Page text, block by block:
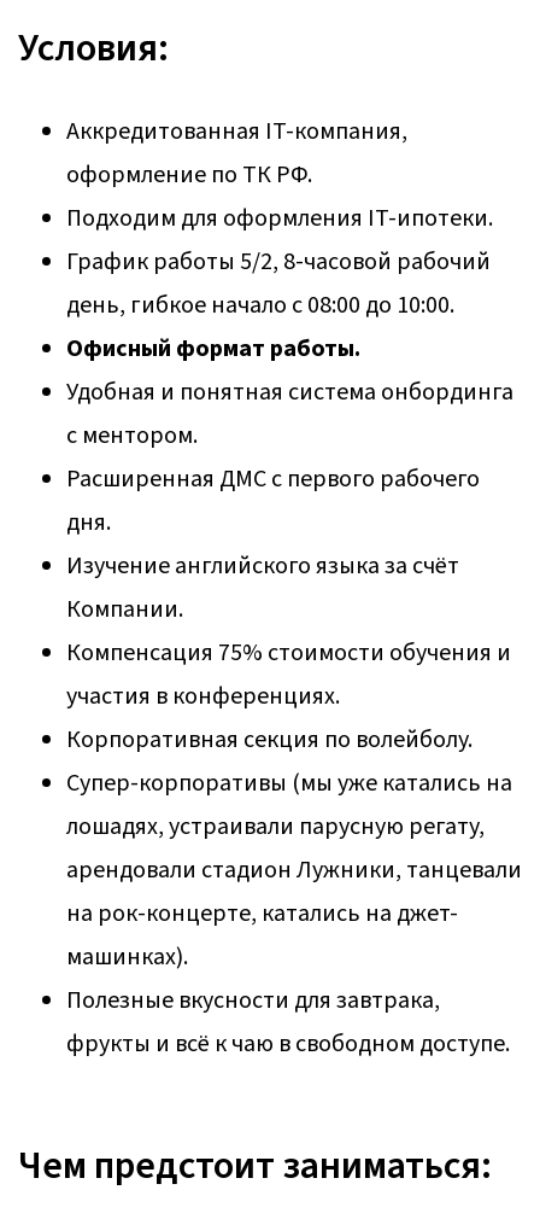
Условия:
Аккредитованная IT-компания,
оформление по ТК РФ.
Подходим для оформления IT-ипотеки.
График работы 5/2, 8-часовой рабочий
день, гибкое начало с 08:00 до 10:00.
Офисный формат работы.
Удобная и понятная система онбординга
с ментором.
Расширенная ДМС с первого рабочего
дня.
Изучение английского языка за счёт
Компании.
Компенсация 75% стоимости обучения и
участия в конференциях.
Корпоративная секция по волейболу.
Супер-корпоративы (мы уже катались на
лошадях, устраивали парусную регату,
арендовали стадион Лужники, танцевали
на рок-концерте, катались на джет-
машинках).
Полезные вкусности для завтрака,
фрукты и всё к чаю в свободном доступе.
Чем предстоит заниматься: